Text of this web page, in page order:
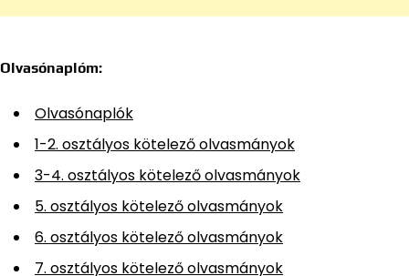
Olvasónaplóm:
Olvasónaplók
1-2. osztályos kötelező olvasmányok
3-4. osztályos kötelező olvasmányok
5. osztályos kötelező olvasmányok
6. osztályos kötelező olvasmányok
7. osztályos kötelező olvasmányok